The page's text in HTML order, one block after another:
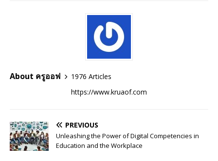
About ครูออฟ
1976 Articles
https://www.kruaof.com
PREVIOUS
Unleashing the Power of Digital Competencies in
Education and the Workplace